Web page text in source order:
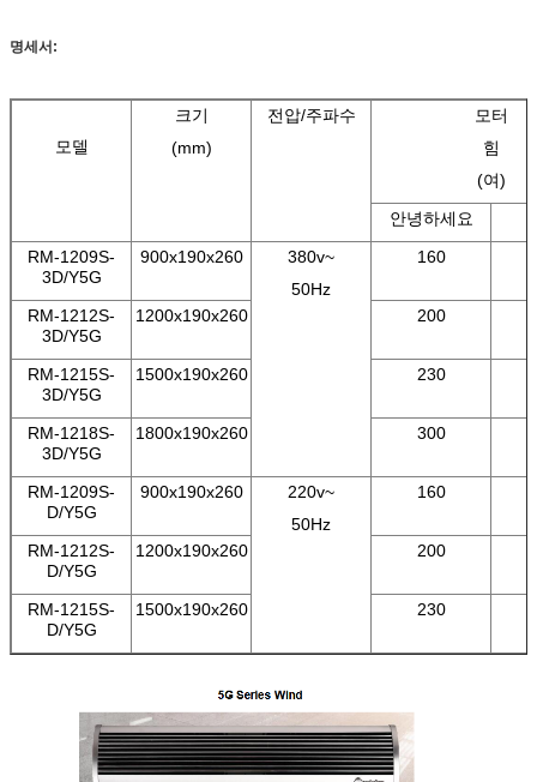
명세서:
모델
크기
(mm)
전압/주파수
모터
힘
(여)
안녕하세요
RM-1209S-
3D/Y5G
900x190x260
380v~
50Hz
160
RM-1212S-
3D/Y5G
1200x190x260 200
RM-1215S-
3D/Y5G
1500x190x260 230
RM-1218S-
3D/Y5G
1800x190x260 300
RM-1209S-
D/Y5G
900x190x260
220v~
50Hz
160
RM-1212S-
D/Y5G
1200x190x260 200
RM-1215S-
D/Y5G
1500x190x260 230